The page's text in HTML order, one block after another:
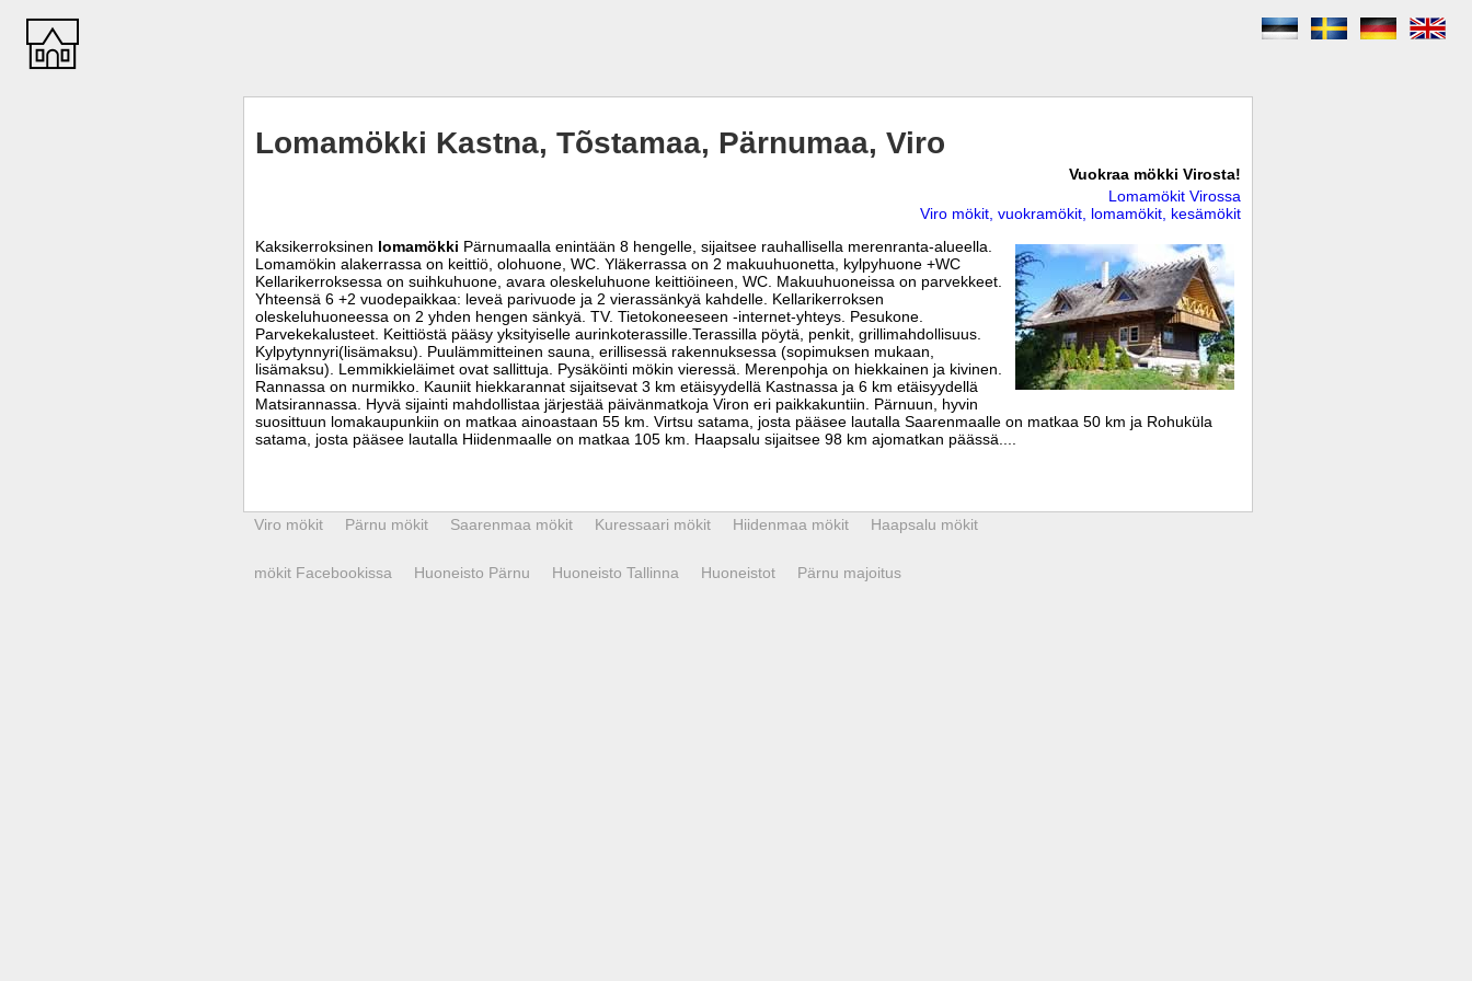
Lomamökki Kastna, Tõstamaa, Pärnumaa, Viro
Vuokraa mökki Virosta!
Lomamökit Virossa
Viro mökit, vuokramökit, lomamökit, kesämökit
Kaksikerroksinen lomamökki Pärnumaalla enintään 8 hengelle, sijaitsee rauhallisella merenranta-alueella.
Lomamökin alakerrassa on keittiö, olohuone, WC. Yläkerrassa on 2 makuuhuonetta, kylpyhuone +WC
Kellarikerroksessa on suihkuhuone, avara oleskeluhuone keittiöineen, WC. Makuuhuoneissa on parvekkeet.
Yhteensä 6 +2 vuodepaikkaa: leveä parivuode ja 2 vierassänkyä kahdelle. Kellarikerroksen
oleskeluhuoneessa on 2 yhden hengen sänkyä. TV. Tietokoneeseen -internet-yhteys. Pesukone.
Parvekekalusteet. Keittiöstä pääsy yksityiselle aurinkoterassille.Terassilla pöytä, penkit, grillimahdollisuus.
Kylpytynnyri(lisämaksu). Puulämmitteinen sauna, erillisessä rakennuksessa (sopimuksen mukaan,
lisämaksu). Lemmikkieläimet ovat sallittuja. Pysäköinti mökin vieressä. Merenpohja on hiekkainen ja kivinen.
Rannassa on nurmikko. Kauniit hiekkarannat sijaitsevat 3 km etäisyydellä Kastnassa ja 6 km etäisyydellä
Matsirannassa. Hyvä sijainti mahdollistaa järjestää päivänmatkoja Viron eri paikkakuntiin. Pärnuun, hyvin
suosittuun lomakaupunkiin on matkaa ainoastaan 55 km. Virtsu satama, josta pääsee lautalla Saarenmaalle on matkaa 50 km ja Rohuküla
satama, josta pääsee lautalla Hiidenmaalle on matkaa 105 km. Haapsalu sijaitsee 98 km ajomatkan päässä....
Viro mökit Pärnu mökit Saarenmaa mökit Kuressaari mökit Hiidenmaa mökit Haapsalu mökit
mökit Facebookissa Huoneisto Pärnu Huoneisto Tallinna Huoneistot Pärnu majoitus